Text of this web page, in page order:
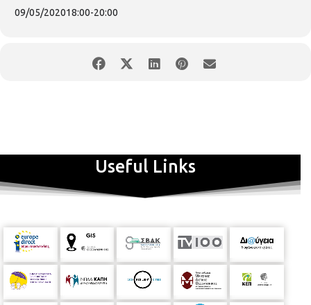
Με αφορμή την 9ηΜαΐου - Ημέρα Της Ευρώπης, τα Κέντρα
Ευρώπης» το Σάββατο 9 Μαΐου και ώρα 17.00.Με τη λογική
ενός κυνηγιού θησαυρού αντί για το φυσικό χώρο
πραγματοποιήθηκε στο διαδικτυακό κόσμο, και συγκεκριμένα,
πάνω σε έναν virtual χάρτη των Βρυξελλών, το κέντρο της ΕΕ,
παιχνιδιού ήταν να ανακαλύψουμε τον κρυμμένο θησαυρό
μέσα από διάφορες δοκιμασίες! Οι θεματικές διαμορφώθηκαν
με τέτοιον τρόπο, ώστε οι συμμετέχοντες, με την ολοκλήρωση
του παιχνιδιού, να έχουν αποκτήσει γνώση σημαντικών
επιτευγμάτων της Ευρωπαϊκής Ένωσης, από την ίδρυση έως
σήμερα, μέσα από την συνεργασία και την διασκέδαση,
09/05/202018:00-20:00
Useful Links